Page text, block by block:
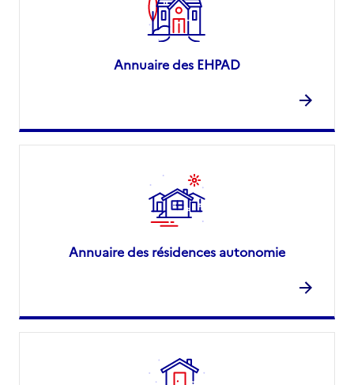
Annuaire des EHPAD
Annuaire des résidences autonomie